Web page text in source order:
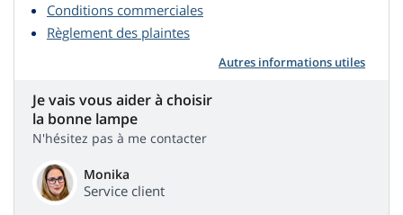
Conditions commerciales
Règlement des plaintes
Autres informations utiles
Je vais vous aider à choisir
la bonne lampe
N'hésitez pas à me contacter
Monika
Service client